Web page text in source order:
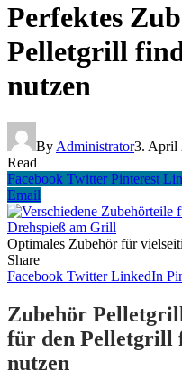
Perfektes
Pelletgrill
nutzen
By Administrator3. April
Read
Facebook Twitter Pinterest
Email
Optimales Zubehör für
Share
Facebook Twitter LinkedIn
Zubehör
für den Pelletgrill
nutzen